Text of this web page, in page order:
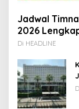
Jadwal
2026
Di HEADLINE